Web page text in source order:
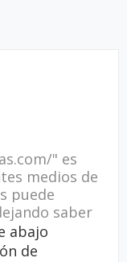
" es
medios de
puede
saber
abajo
de